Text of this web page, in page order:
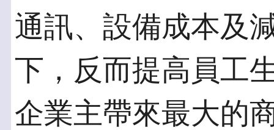
通訊、設備成本及
下，反而提高員工
企業主帶來最大的